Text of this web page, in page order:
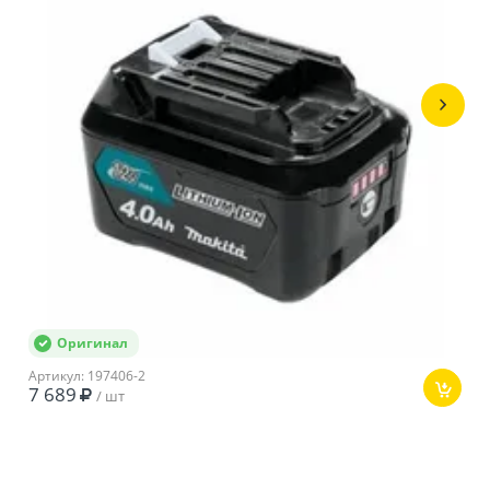
строителей и ремонтников, который поможет
выполнить резку керамической плитки быстро, точно
и без лишних усилий.
Технические
характеристики
Бренд Makita
Алмазная,
Аккумуляторный,
Профессиональный
Тип привода
Посадочный
Оригинал
Артикул: 197406-2
7 689 / шт